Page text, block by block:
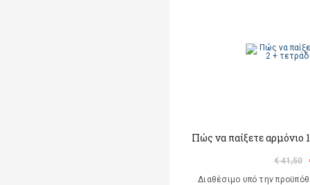
Πώς να παίξετε αρμόνιο
€ 41,50
Διαθέσιμο υπό την